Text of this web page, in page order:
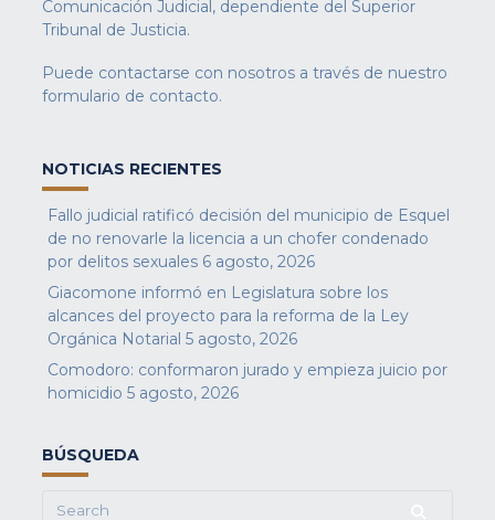
Comunicación Judicial, dependiente del Superior
Tribunal de Justicia.
Puede contactarse con nosotros a través de nuestro
formulario de contacto.
NOTICIAS RECIENTES
Fallo judicial ratificó decisión del municipio de Esquel
de no renovarle la licencia a un chofer condenado
por delitos sexuales 6 agosto, 2026
Giacomone informó en Legislatura sobre los
alcances del proyecto para la reforma de la Ley
Orgánica Notarial 5 agosto, 2026
Comodoro: conformaron jurado y empieza juicio por
homicidio 5 agosto, 2026
BÚSQUEDA